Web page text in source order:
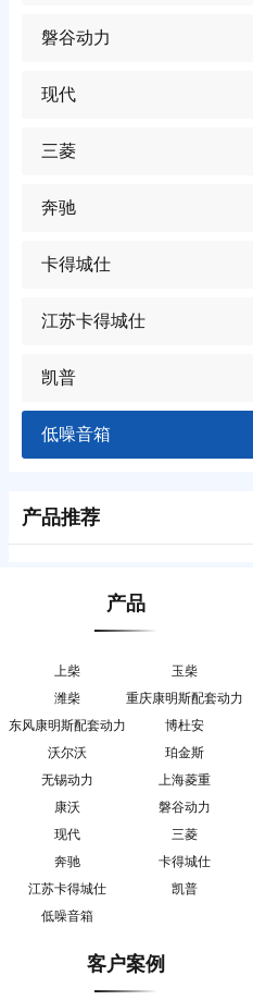
磐谷动力
现代
三菱
奔驰
卡得城仕
江苏卡得城仕
凯普
低噪音箱
产品推荐
产品
上柴
玉柴
潍柴
重庆康明斯配套动力
东风康明斯配套动力
博杜安
沃尔沃
珀金斯
无锡动力
上海菱重
康沃
磐谷动力
现代
三菱
奔驰
卡得城仕
江苏卡得城仕
凯普
低噪音箱
客户案例